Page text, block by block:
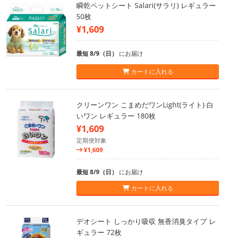
瞬乾ペットシート Salari(サラリ) レギュラー
50枚
¥1,609
最短 8/9（日） にお届け
カートに入れる
クリーンワン こまめだワンLight(ライト) 白
いワン レギュラー 180枚
¥1,609
定期便対象
¥1,609
最短 8/9（日） にお届け
カートに入れる
デオシート しっかり吸収 無香消臭タイプ レ
ギュラー 72枚